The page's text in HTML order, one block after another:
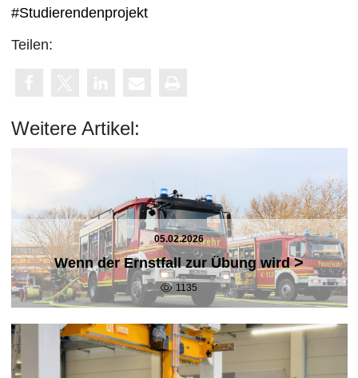
#Studierendenprojekt
Teilen:
Weitere Artikel:
05.02.2026
Wenn der Ernstfall zur Übung wird>
1135